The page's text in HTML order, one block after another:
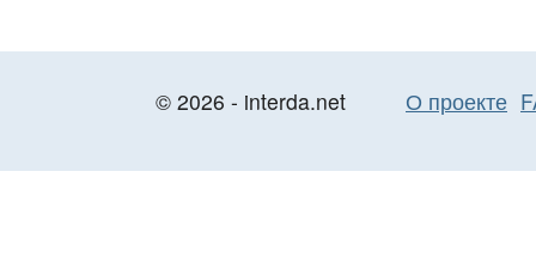
© 2026 - interda.net О проекте